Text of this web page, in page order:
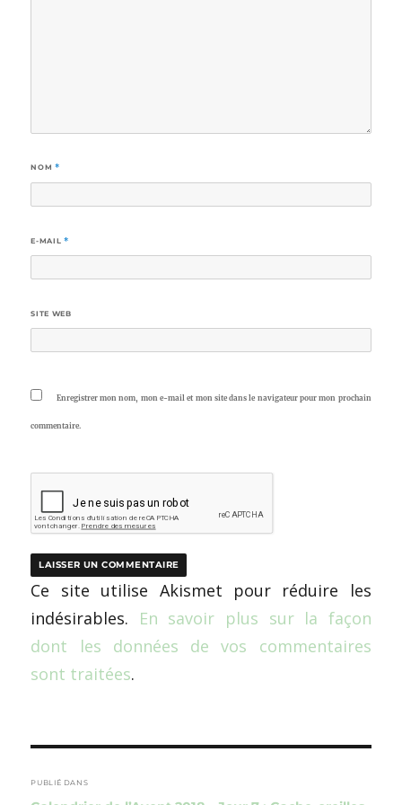
NOM *
E-MAIL *
SITE WEB
Enregistrer mon nom, mon e-mail et mon site dans le navigateur pour mon prochain
commentaire.
Ce site utilise Akismet pour réduire les
indésirables. En savoir plus sur la façon
dont les données de vos commentaires
sont traitées.
de
PUBLIÉ DANS